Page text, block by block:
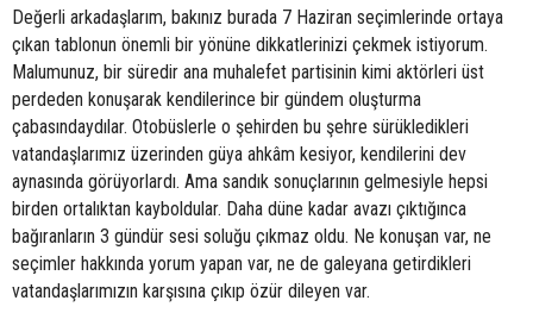
Değerli arkadaşlarım, bakınız burada 7 Haziran seçimlerinde ortaya
çıkan tablonun önemli bir yönüne dikkatlerinizi çekmek istiyorum.
Malumunuz, bir süredir ana muhalefet partisinin kimi aktörleri üst
perdeden konuşarak kendilerince bir gündem oluşturma
çabasındaydılar. Otobüslerle o şehirden bu şehre sürükledikleri
vatandaşlarımız üzerinden güya ahkâm kesiyor, kendilerini dev
aynasında görüyorlardı. Ama sandık sonuçlarının gelmesiyle hepsi
birden ortalıktan kayboldular. Daha düne kadar avazı çıktığınca
bağıranların 3 gündür sesi soluğu çıkmaz oldu. Ne konuşan var, ne
seçimler hakkında yorum yapan var, ne de galeyana getirdikleri
vatandaşlarımızın karşısına çıkıp özür dileyen var.